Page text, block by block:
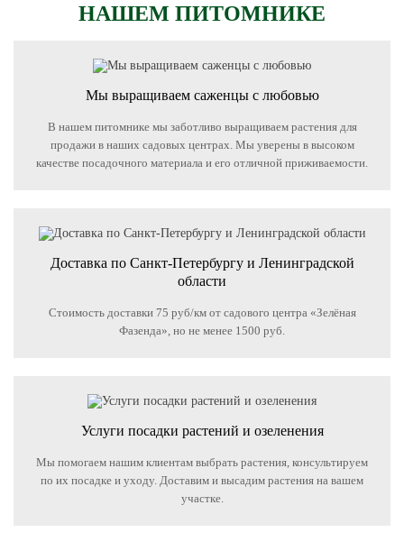
НАШЕМ ПИТОМНИКЕ
Мы выращиваем саженцы с любовью
В нашем питомнике мы заботливо выращиваем растения для
продажи в наших садовых центрах. Мы уверены в высоком
качестве посадочного материала и его отличной приживаемости.
Доставка по Санкт-Петербургу и Ленинградской
области
Стоимость доставки 75 руб/км от садового центра «Зелёная
Фазенда», но не менее 1500 руб.
Услуги посадки растений и озеленения
Мы помогаем нашим клиентам выбрать растения, консультируем
по их посадке и уходу. Доставим и высадим растения на вашем
участке.